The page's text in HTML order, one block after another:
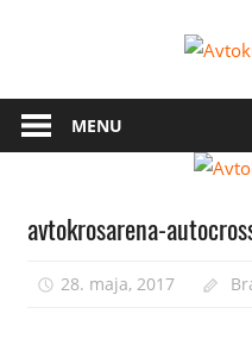
MENU
avtokrosarena-
28. maja, 2017